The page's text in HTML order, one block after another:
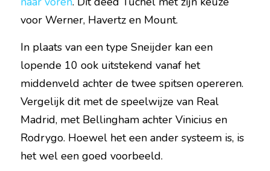
voor Werner, Havertz en Mount.
In plaats van een type Sneijder kan een
lopende 10 ook uitstekend vanaf het
middenveld achter de twee spitsen opereren.
Vergelijk dit met de speelwijze van Real
Madrid, met Bellingham achter Vinicius en
Rodrygo. Hoewel het een ander systeem is, is
het wel een goed voorbeeld.